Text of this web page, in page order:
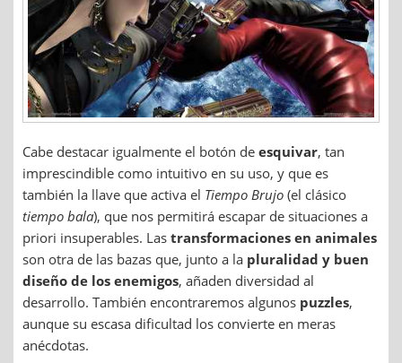
Cabe destacar igualmente el botón de esquivar, tan
imprescindible como intuitivo en su uso, y que es
también la llave que activa el Tiempo Brujo (el clásico
tiempo bala), que nos permitirá escapar de situaciones a
priori insuperables. Las transformaciones en animales
son otra de las bazas que, junto a la pluralidad y buen
diseño de los enemigos, añaden diversidad al
desarrollo. También encontraremos algunos puzzles,
aunque su escasa dificultad los convierte en meras
anécdotas.